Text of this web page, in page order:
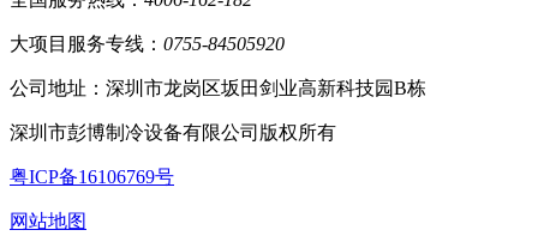
大项目服务专线： 0755-84505920
公司地址：深圳市龙岗区坂田剑业高新科技园B栋
深圳市彭博制冷设备有限公司版权所有
粤ICP备16106769号
网站地图